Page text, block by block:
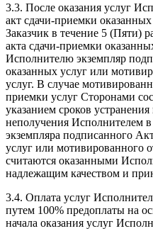
3.3. После оказания услуг
акт сдачи-приемки
Заказчик в течение 5 (Пяти)
акта сдачи-приемки
Исполнителю экземпляр
оказанных услуг или
услуг. В случае
приемки услуг Сторонами
указанием сроков
неполучения Исполнителем
экземпляра подписанного
услуг или мотивированного
считаются оказанными
надлежащим качеством и
3.4. Оплата услуг
путем 100% предоплаты на
начала оказания услуг